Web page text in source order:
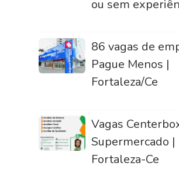
ou sem
86 vagas de
Pague Menos |
Fortaleza/Ce
Vagas
Supermercado |
Fortaleza-Ce